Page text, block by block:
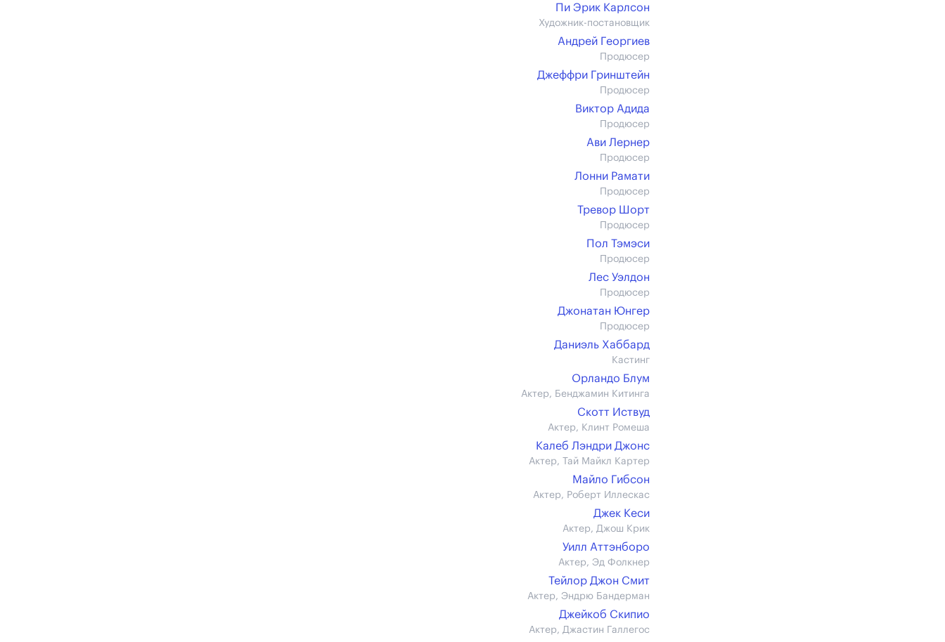
Пи Эрик Карлсон
Художник-постановщик
Андрей Георгиев
Продюсер
Джеффри Гринштейн
Продюсер
Виктор Адида
Продюсер
Ави Лернер
Продюсер
Лонни Рамати
Продюсер
Тревор Шорт
Продюсер
Пол Тэмэси
Продюсер
Лес Уэлдон
Продюсер
Джонатан Юнгер
Продюсер
Даниэль Хаббард
Кастинг
Орландо Блум
Актер, Бенджамин Китинга
Скотт Иствуд
Актер, Клинт Ромеша
Калеб Лэндри Джонс
Актер, Тай Майкл Картер
Майло Гибсон
Актер, Роберт Иллескас
Джек Кеси
Актер, Джош Крик
Уилл Аттэнборо
Актер, Эд Фолкнер
Тейлор Джон Смит
Актер, Эндрю Бандерман
Джейкоб Скипио
Актер, Джастин Галлегос